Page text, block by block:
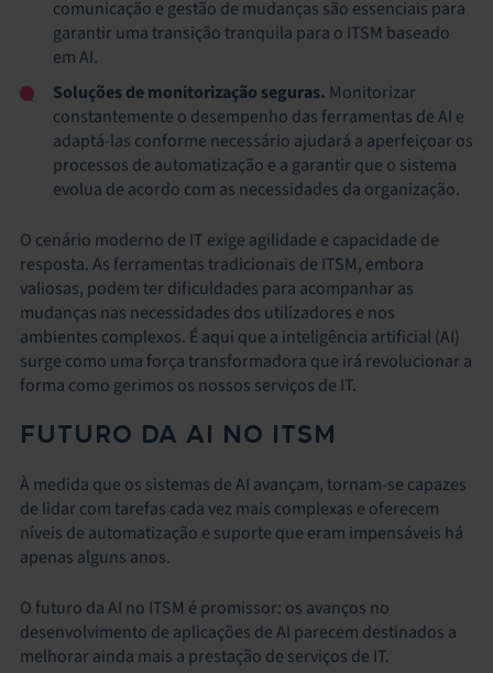
comunicação e gestão de mudanças são essenciais para
garantir uma transição tranquila para o ITSM baseado
em AI.
Soluções de monitorização seguras. Monitorizar
constantemente o desempenho das ferramentas de AI e
adaptá-las conforme necessário ajudará a aperfeiçoar os
processos de automatização e a garantir que o sistema
evolua de acordo com as necessidades da organização.
O cenário moderno de IT exige agilidade e capacidade de
resposta. As ferramentas tradicionais de ITSM, embora
valiosas, podem ter dificuldades para acompanhar as
mudanças nas necessidades dos utilizadores e nos
ambientes complexos. É aqui que a inteligência artificial (AI)
surge como uma força transformadora que irá revolucionar a
forma como gerimos os nossos serviços de IT.
FUTURO DA AI NO ITSM
À medida que os sistemas de AI avançam, tornam-se capazes
de lidar com tarefas cada vez mais complexas e oferecem
níveis de automatização e suporte que eram impensáveis há
apenas alguns anos.
O futuro da AI no ITSM é promissor: os avanços no
desenvolvimento de aplicações de AI parecem destinados a
melhorar ainda mais a prestação de serviços de IT.